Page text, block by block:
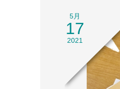
5月
17
2021